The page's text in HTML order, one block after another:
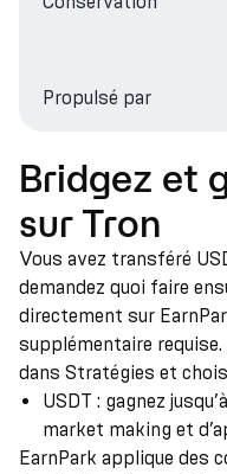
Propulsé par
Bridgez et
sur Tron
Vous avez transféré
demandez quoi faire
directement sur
supplémentaire
dans Stratégies et
USDT : gagnez
market making et
EarnPark applique des